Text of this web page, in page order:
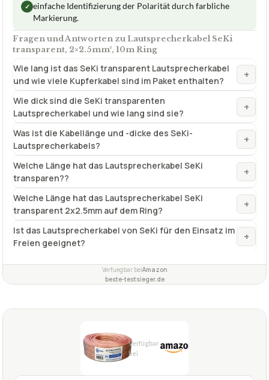
✓ einfache Identifizierung der Polarität durch farbliche
Markierung.
Fragen und Antworten zu Lautsprecherkabel SeKi
transparent, 2×2.5mm², 10m Ring
Wie lang ist das SeKi transparent Lautsprecherkabel
und wie viele Kupferkabel sind im Paket enthalten?
+
Wie dick sind die SeKi transparenten
Lautsprecherkabel und wie lang sind sie?
+
Was ist die Kabellänge und -dicke des SeKi-
Lautsprecherkabels?
+
Welche Länge hat das Lautsprecherkabel SeKi
transparen??
+
Welche Länge hat das Lautsprecherkabel SeKi
transparent 2x2.5mm auf dem Ring?
+
Ist das Lautsprecherkabel von SeKi für den Einsatz im
Freien geeignet?
+
Verfuegbar beiAmazon
beste-testsieger.de